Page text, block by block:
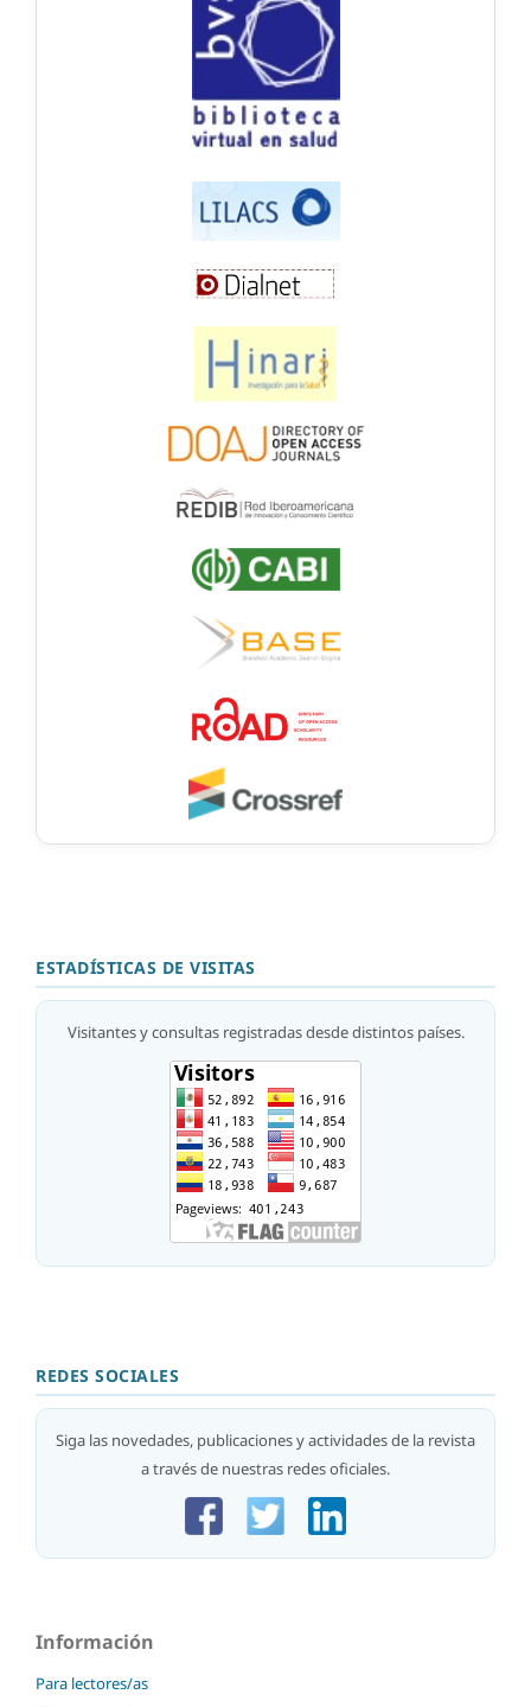
ESTADÍSTICAS DE VISITAS
Visitantes y consultas registradas desde distintos países.
REDES SOCIALES
Siga las novedades, publicaciones y actividades de la revista
a través de nuestras redes oficiales.
Información
Para lectores/as